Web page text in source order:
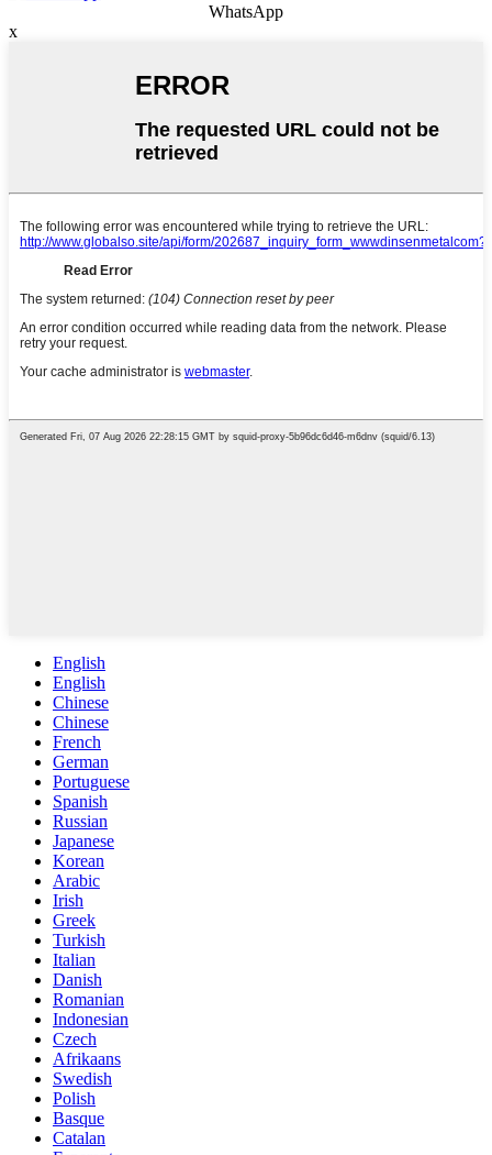
WhatsApp
x
English
English
Chinese
Chinese
French
German
Portuguese
Spanish
Russian
Japanese
Korean
Arabic
Irish
Greek
Turkish
Italian
Danish
Romanian
Indonesian
Czech
Afrikaans
Swedish
Polish
Basque
Catalan